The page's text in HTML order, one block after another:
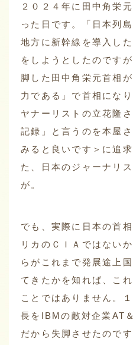
２０２４年に田中角栄
った日です。「日本列
地方に新幹線を導入し
をしようとしたのです
脚した田中角栄元首相
力である」で首相にな
ヤナーリストの立花隆
記録」と言うのを本屋
みると良いです＞に追
た、日本のジャーナリ
が。
でも、実際に日本の首
リカのＣＩＡではない
らがこれまで発展途上
てきたかを知れば、こ
ことではありません。
長をIBMの敵対企業AT
だから失脚させたので